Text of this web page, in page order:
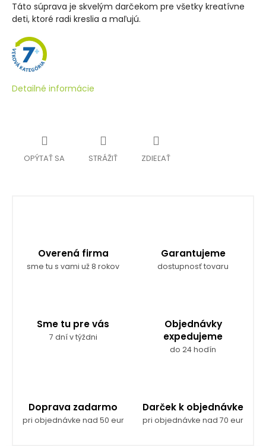
Táto súprava je skvelým darčekom pre všetky kreatívne
deti, ktoré radi kreslia a maľujú.
Detailné informácie
OPÝTAŤ SA STRÁŽIŤ ZDIEĽAŤ
Overená firma
sme tu s vami už 8 rokov
Garantujeme
dostupnosť tovaru
Sme tu pre vás
7 dní v týždni
Objednávky
expedujeme
do 24 hodín
Doprava zadarmo
pri objednávke nad 50 eur
Darček k objednávke
pri objednávke nad 70 eur